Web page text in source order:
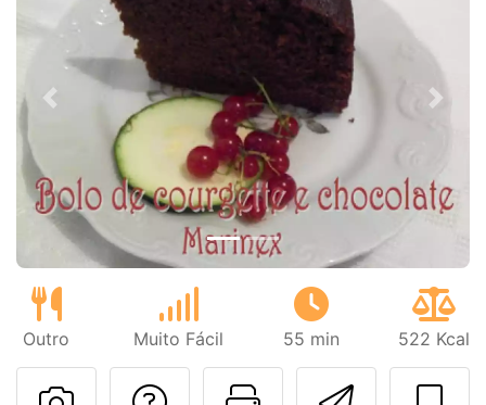
Anterior Next
Outro Muito Fácil 55 min 522 Kcal